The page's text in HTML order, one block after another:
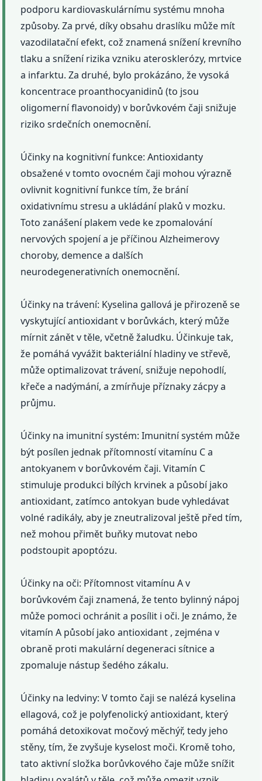
podporu kardiovaskulárnímu systému mnoha
způsoby. Za prvé, díky obsahu draslíku může mít
vazodilatační efekt, což znamená snížení krevního
tlaku a snížení rizika vzniku aterosklerózy, mrtvice
a infarktu. Za druhé, bylo prokázáno, že vysoká
koncentrace proanthocyanidinů (to jsou
oligomerní flavonoidy) v borůvkovém čaji snižuje
riziko srdečních onemocnění.
Účinky na kognitivní funkce: Antioxidanty
obsažené v tomto ovocném čaji mohou výrazně
ovlivnit kognitivní funkce tím, že brání
oxidativnímu stresu a ukládání plaků v mozku.
Toto zanášení plakem vede ke zpomalování
nervových spojení a je příčinou Alzheimerovy
choroby, demence a dalších
neurodegenerativních onemocnění.
Účinky na trávení: Kyselina gallová je přirozeně se
vyskytující antioxidant v borůvkách, který může
mírnit zánět v těle, včetně žaludku. Účinkuje tak,
že pomáhá vyvážit bakteriální hladiny ve střevě,
může optimalizovat trávení, snižuje nepohodlí,
křeče a nadýmání, a zmírňuje příznaky zácpy a
průjmu.
Účinky na imunitní systém: Imunitní systém může
být posílen jednak přítomností vitamínu C a
antokyanem v borůvkovém čaji. Vitamín C
stimuluje produkci bílých krvinek a působí jako
antioxidant, zatímco antokyan bude vyhledávat
volné radikály, aby je zneutralizoval ještě před tím,
než mohou přimět buňky mutovat nebo
podstoupit apoptózu.
Účinky na oči: Přítomnost vitamínu A v
borůvkovém čaji znamená, že tento bylinný nápoj
může pomoci ochránit a posílit i oči. Je známo, že
vitamín A působí jako antioxidant , zejména v
obraně proti makulární degeneraci sítnice a
zpomaluje nástup šedého zákalu.
Účinky na ledviny: V tomto čaji se nalézá kyselina
ellagová, což je polyfenolický antioxidant, který
pomáhá detoxikovat močový měchýř, tedy jeho
stěny, tím, že zvyšuje kyselost moči. Kromě toho,
tato aktivní složka borůvkového čaje může snížit